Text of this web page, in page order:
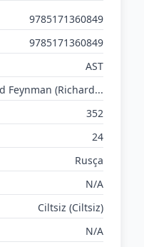
9785171360849
9785171360849
AST
Feynman (Richard...
352
24
Rusça
N/A
Ciltsiz (Ciltsiz)
N/A